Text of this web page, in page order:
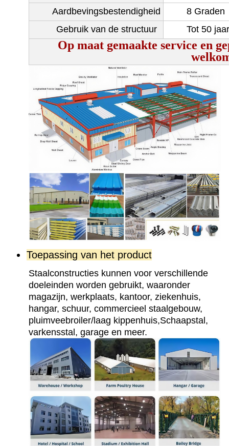
Aardbevingsbestendigheid
8 Graden
Gebruik van de structuur
Tot 50 jaar
Op maat gemaakte service en
Toepassing van het product
Staalconstructies kunnen voor verschillende
doeleinden worden gebruikt, waaronder
magazijn, werkplaats, kantoor, ziekenhuis,
hangar, schuur, commercieel staalgebouw,
pluimveebroiler/laag kippenhuis,Schaapstal,
varkensstal, garage en meer.